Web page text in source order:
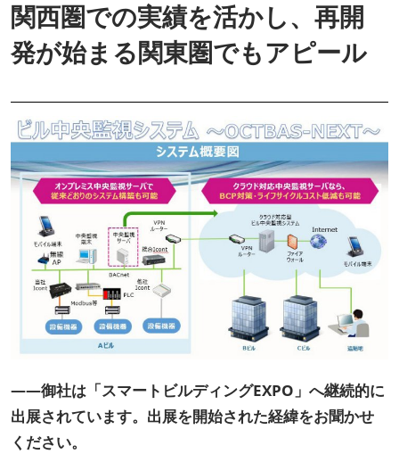
関西圏での実績を活かし、再開
発が始まる関東圏でもアピール
――御社は「スマートビルディングEXPO」へ継続的に
出展されています。出展を開始された経緯をお聞かせ
ください。